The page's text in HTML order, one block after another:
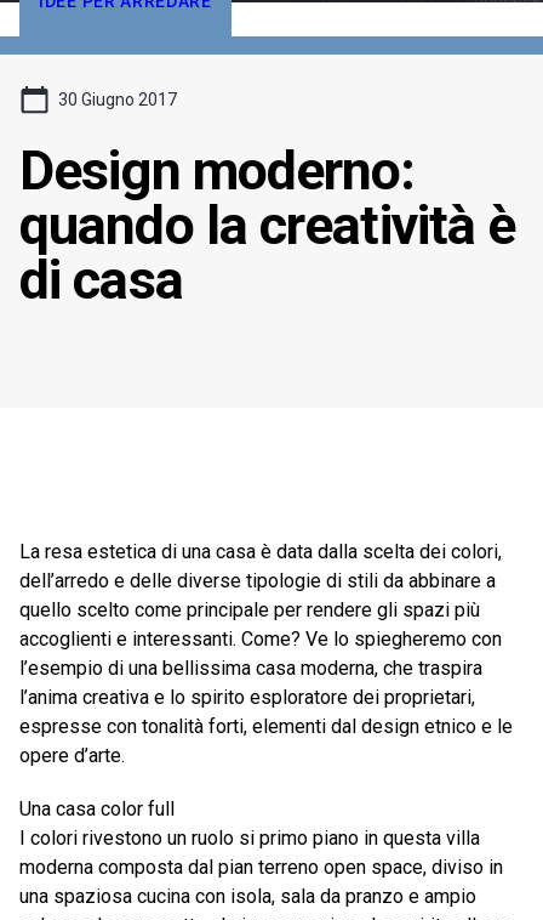
30 Giugno 2017
Design moderno:
quando la creatività è
di casa
La resa estetica di una casa è data dalla scelta dei colori,
dell’arredo e delle diverse tipologie di stili da abbinare a
quello scelto come principale per rendere gli spazi più
accoglienti e interessanti. Come? Ve lo spiegheremo con
l’esempio di una bellissima casa moderna, che traspira
l’anima creativa e lo spirito esploratore dei proprietari,
espresse con tonalità forti, elementi dal design etnico e le
opere d’arte.
Una casa color full
I colori rivestono un ruolo si primo piano in questa villa
moderna composta dal pian terreno open space, diviso in
una spaziosa cucina con isola, sala da pranzo e ampio